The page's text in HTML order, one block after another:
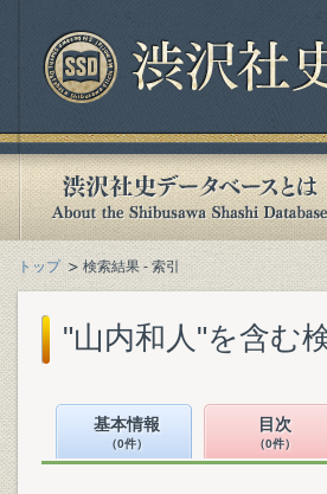
トップ 検索結果 - 索引
"山内和人"を含む
基本情報
（0件）
目次
（0件）